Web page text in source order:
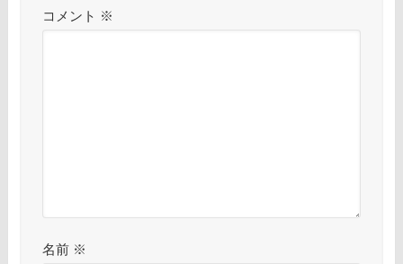
コメント ※
名前 ※